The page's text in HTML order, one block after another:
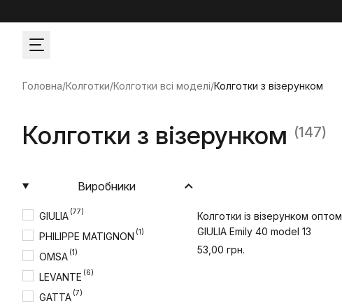
Головна/Колготки/Колготки всі моделі/Колготки з візерунком
Колготки з візерунком (147)
Виробники
GIULIA (77)
PHILIPPE MATIGNON (1)
OMSA (1)
LEVANTE (6)
GATTA (7)
Колготки із візерунком оптом
GIULIA Emily 40 model 13
53,00 грн.